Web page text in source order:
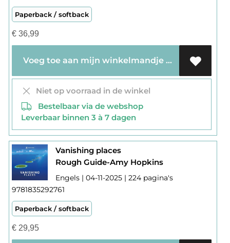
Paperback / softback
€36,99
Voeg toe aan mijn winkelmandje
Niet op voorraad in de winkel
Bestelbaar via de webshop
Leverbaar binnen 3 à 7 dagen
Vanishing places
Rough Guide-Amy Hopkins
Engels | 04-11-2025 | 224 pagina's
9781835292761
Paperback / softback
€29,95